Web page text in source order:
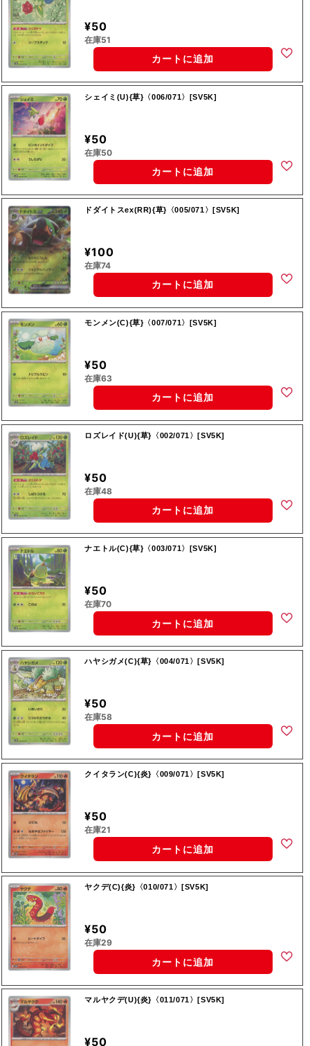
¥50
在庫51
カートに追加
シェイミ(U){草}〈006/071〉[SV5K]
¥50
在庫50
カートに追加
ドダイトスex(RR){草}〈005/071〉[SV5K]
¥100
在庫74
カートに追加
モンメン(C){草}〈007/071〉[SV5K]
¥50
在庫63
カートに追加
ロズレイド(U){草}〈002/071〉[SV5K]
¥50
在庫48
カートに追加
ナエトル(C){草}〈003/071〉[SV5K]
¥50
在庫70
カートに追加
ハヤシガメ(C){草}〈004/071〉[SV5K]
¥50
在庫58
カートに追加
クイタラン(C){炎}〈009/071〉[SV5K]
¥50
在庫21
カートに追加
ヤクデ(C){炎}〈010/071〉[SV5K]
¥50
在庫29
カートに追加
マルヤクデ(U){炎}〈011/071〉[SV5K]
¥50